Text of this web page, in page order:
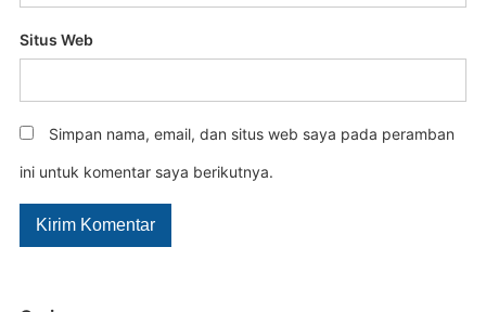
Situs Web
Simpan nama, email, dan situs web saya pada peramban
ini untuk komentar saya berikutnya.